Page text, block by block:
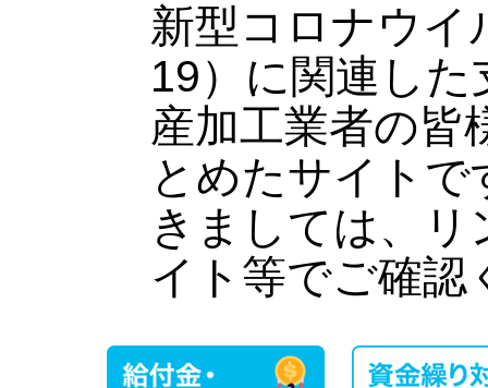
新型コロナウイ
19）に関連し
産加工業者の皆
とめたサイト
きましては、
イト等でご確認